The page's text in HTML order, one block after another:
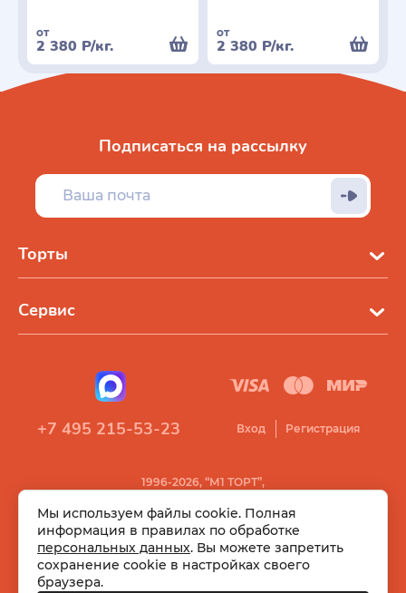
от
2 380 Р/кг.
от
2 380 Р/кг.
Торты
Сервис
Подписаться на рассылку
1996-2026, “М1 ТОРТ”,
+7 495 215-53-23 Вход Регистрация
Мы используем файлы cookie. Полная
информация в правилах по обработке
персональных данных. Вы можете запретить
сохранение cookie в настройках своего
браузера.